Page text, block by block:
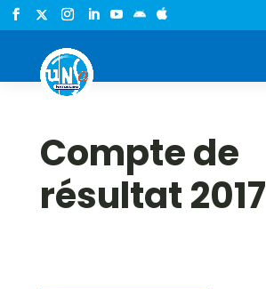
 
Compte de
résultat 2017